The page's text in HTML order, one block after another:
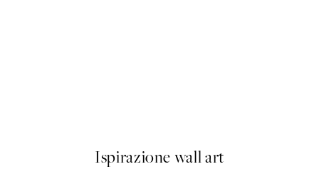
Ispirazione wall art